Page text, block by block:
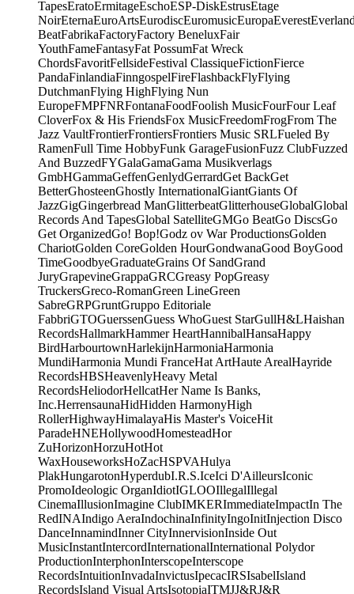
TapesEratoErmitageEschoESP-DiskEstrusEtage
NoirEternaEuroArtsEurodiscEuromusicEuropaEverest
BeatFabrikaFactoryFactory BeneluxFair
YouthFameFantasyFat PossumFat Wreck
ChordsFavoritFellsideFestival ClassiqueFictionFierce
PandaFinlandiaFinngospelFireFlashbackFlyFlying
DutchmanFlying HighFlying Nun
EuropeFMPFNRFontanaFoodFoolish MusicFourFour Leaf
CloverFox & His FriendsFox MusicFreedomFrogFrom The
Jazz VaultFrontierFrontiersFrontiers Music SRLFueled By
RamenFull Time HobbyFunk GarageFusionFuzz ClubFuzzed
And BuzzedFYGalaGamaGama Musikverlags
GmbHGammaGeffenGenlydGerrardGet BackGet
BetterGhosteenGhostly InternationalGiantGiants Of
JazzGigGingerbread ManGlitterbeatGlitterhouseGlobalGlobal
Records And TapesGlobal SatelliteGMGo BeatGo DiscsGo
Get OrganizedGo! Bop!Godz ov War ProductionsGolden
ChariotGolden CoreGolden HourGondwanaGood BoyGood
TimeGoodbyeGraduateGrains Of SandGrand
JuryGrapevineGrappaGRCGreasy PopGreasy
TruckersGreco-RomanGreen LineGreen
SabreGRPGruntGruppo Editoriale
FabbriGTOGuerssenGuess WhoGuest StarGullH&LHaishan
RecordsHallmarkHammer HeartHannibalHansaHappy
BirdHarbourtownHarlekijnHarmoniaHarmonia
MundiHarmonia Mundi FranceHat ArtHaute ArealHayride
RecordsHBSHeavenlyHeavy Metal
RecordsHeliodorHellcatHer Name Is Banks,
Inc.HerrensaunaHidHidden HarmonyHigh
RollerHighwayHimalayaHis Master's VoiceHit
ParadeHNEHollywoodHomesteadHor
ZuHorizonHorzuHotHot
WaxHouseworksHoZacHSPVAHulya
PlakHungarotonHyperdubI.R.S.IceIci D'AilleursIconic
PromoIdeologic OrganIdiotIGLOOIllegalIllegal
CinemaIllusionImagine ClubIMKERImmediateImpactIn The
RedINAIndigo AeraIndochinaInfinityIngoInitInjection Disco
DanceInnamindInner CityInnervisionInside Out
MusicInstantIntercordInternationalInternational Polydor
ProductionInterphonInterscopeInterscope
RecordsIntuitionInvadaInvictusIpecacIRSIsabelIsland
RecordsIsland Visual ArtsIsotopiaITMJJ&RJ&R